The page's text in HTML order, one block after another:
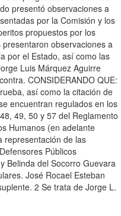
presentó observaciones a
por la Comisión y los
propuestos por los
observaciones a
por el Estado, así como las
Luis Márquez Aguirre
CONSIDERANDO QUE:
así como la citación de
encuentran regulados en los
49, 50 y 57 del Reglamento
Humanos (en adelante
representación de las
Públicos
Belinda del Socorro Guevara
José Rocael Esteban
2 Se trata de Jorge L.